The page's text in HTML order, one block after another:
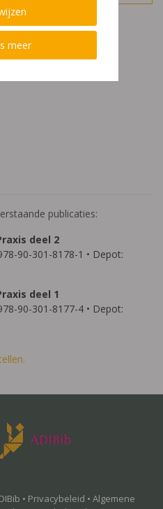
publicaties:
deel 2
90-301-8178-1 • Depot:
deel 1
90-301-8177-4 • Depot:
• Privacybeleid • Algemene
meer